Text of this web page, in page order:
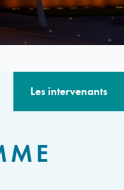
Les intervenants